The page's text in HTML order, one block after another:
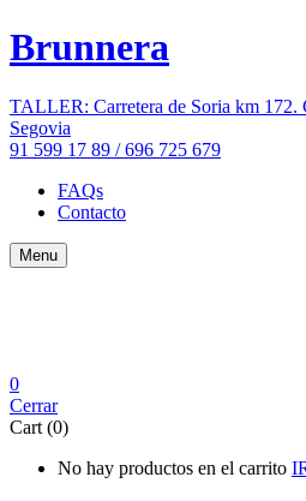
Brunnera
TALLER: Carretera de Soria km 172.
Segovia
91 599 17 89 / 696 725 679
FAQs
Contacto
Menu
0
Cerrar
Cart (0)
No hay productos en el carrito